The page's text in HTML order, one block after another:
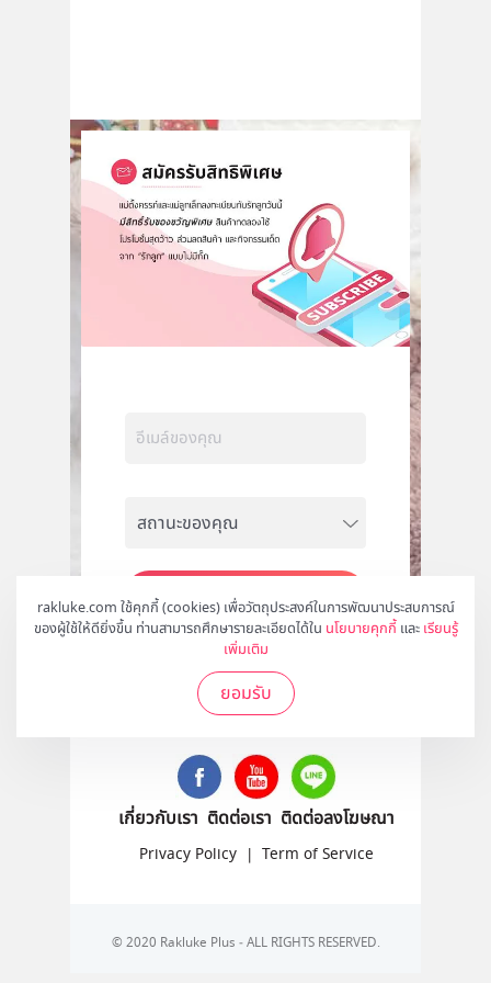
rakluke.com ใช้คุกกี้ (cookies) เพื่อวัตถุประสงค์ในการพัฒนาประสบการณ์
ของผู้ใช้ให้ดียิ่งขึ้น ท่านสามารถศึกษารายละเอียดได้ใน นโยบายคุกกี้ และ เรียนรู้
เพิ่มเติม
ยอมรับ
สมัคร
ติดตามเราได้ที่
เกี่ยวกับเรา ติดต่อเรา ติดต่อลงโฆษณา
Privacy Policy | Term of Service
© 2020 Rakluke Plus - ALL RIGHTS RESERVED.